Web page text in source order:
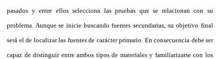
pasados y entre ellos selecciona las pruebas que se relacionan con su
problema. Aunque se inicie buscando fuentes secundarias, su objetivo final
será el de localizar las fuentes de carácter primario. En consecuencia debe ser
capaz de distinguir entre ambos tipos de materiales y familiarizarse con los